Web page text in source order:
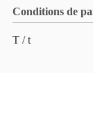
Conditions de
T / t